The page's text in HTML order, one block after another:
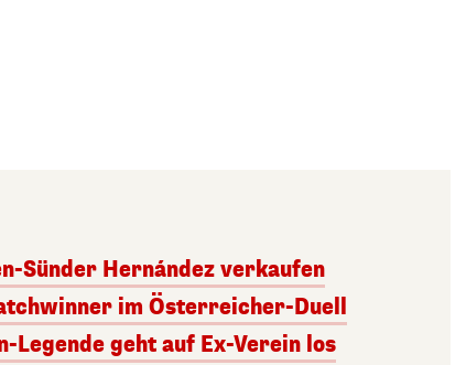
Sünder Hernández verkaufen
im Österreicher-Duell
Legende geht auf Ex-Verein los